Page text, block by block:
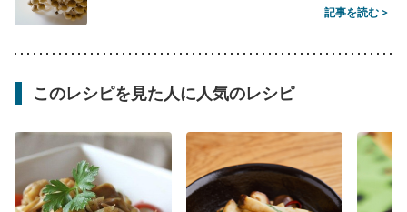
記事を読む >
このレシピを見た人に人気のレシピ